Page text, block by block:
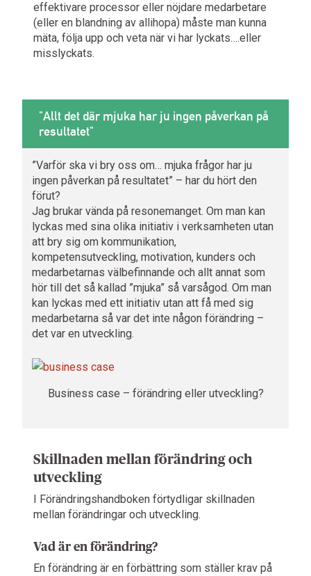
effektivare processor eller nöjdare medarbetare
(eller en blandning av allihopa) måste man kunna
mäta, följa upp och veta när vi har lyckats….eller
misslyckats.
"Allt det där mjuka har ju ingen påverkan på
resultatet"
”Varför ska vi bry oss om… mjuka frågor har ju
ingen påverkan på resultatet” – har du hört den
förut?
Jag brukar vända på resonemanget. Om man kan
lyckas med sina olika initiativ i verksamheten utan
att bry sig om kommunikation,
kompetensutveckling, motivation, kunders och
medarbetarnas välbefinnande och allt annat som
hör till det så kallad ”mjuka” så varsågod. Om man
kan lyckas med ett initiativ utan att få med sig
medarbetarna så var det inte någon förändring –
det var en utveckling.
Business case – förändring eller utveckling?
Skillnaden mellan förändring och
utveckling
I Förändringshandboken förtydligar skillnaden
mellan förändringar och utveckling.
Vad är en förändring?
En förändring är en förbättring som ställer krav på